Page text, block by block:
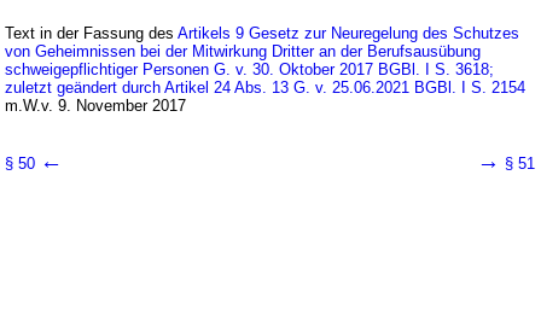
Text in der Fassung desArtikels 9 Gesetz zur Neuregelung des Schutzes
von Geheimnissen bei der Mitwirkung Dritter an der Berufsausübung
schweigepflichtiger Personen G. v. 30. Oktober 2017 BGBl. I S. 3618;
zuletzt geändert durch Artikel 24 Abs. 13 G. v. 25.06.2021 BGBl. I S. 2154
m.W.v. 9. November 2017
§ 50 ← → § 51